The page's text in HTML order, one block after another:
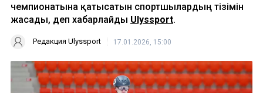
чемпионатына қатысатын спортшылардың тізімін
жасады, деп хабарлайды Ulyssport.
Редакция Ulyssport 17.01.2026, 15:00